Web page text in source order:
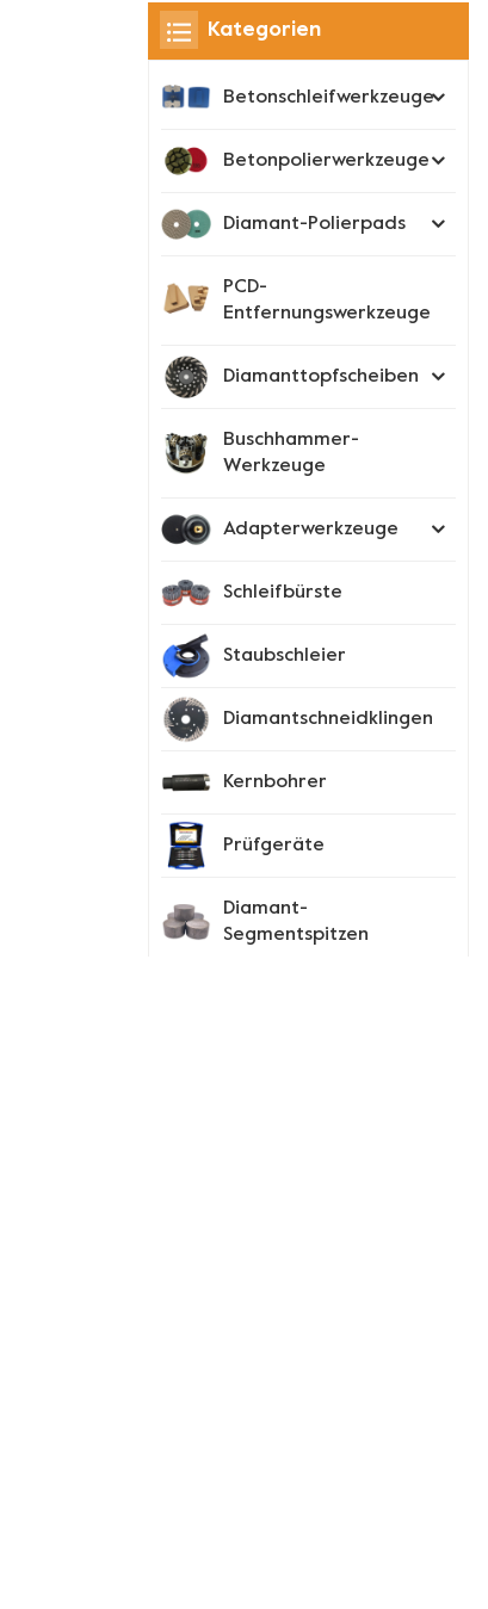
Kategorien
Betonschleifwerkzeuge
Betonpolierwerkzeuge
Diamant-Polierpads
PCD-
Entfernungswerkzeuge
Diamanttopfscheiben
Buschhammer-
Werkzeuge
Adapterwerkzeuge
Schleifbürste
Staubschleier
Diamantschneidklingen
Kernbohrer
Prüfgeräte
Diamant-
Segmentspitzen